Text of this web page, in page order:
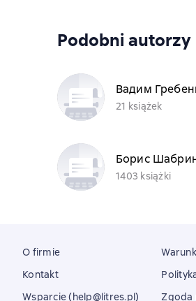
Podobni autorzy
Вадим
21 książek
Борис
1403 książki
O firmie
Kontakt
Wsparcie (help@litres.pl)
Zgoda